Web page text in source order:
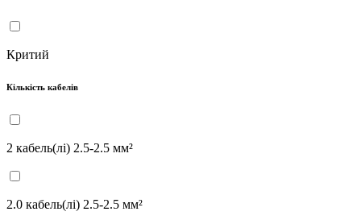
Критий
Кількість кабелів
2 кабель(лі) 2.5-2.5 мм²
2.0 кабель(лі) 2.5-2.5 мм²